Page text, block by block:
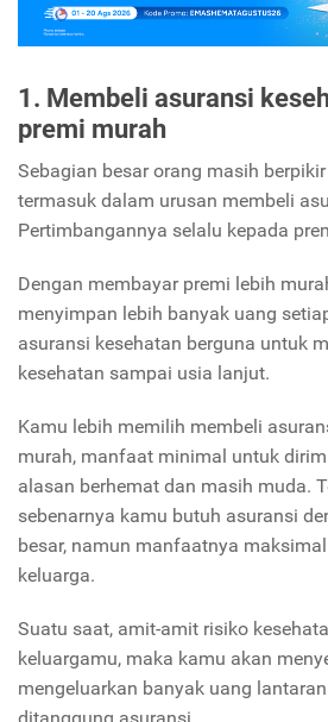
1. Membeli asuransi
premi murah
Sebagian besar orang masih
termasuk dalam urusan membeli
Pertimbangannya selalu kepada
Dengan membayar premi lebih
menyimpan lebih banyak uang
asuransi kesehatan berguna untuk
kesehatan sampai usia lanjut.
Kamu lebih memilih membeli
murah, manfaat minimal untuk
alasan berhemat dan masih muda.
sebenarnya kamu butuh asuransi
besar, namun manfaatnya
keluarga.
Suatu saat, amit-amit risiko
keluargamu, maka kamu akan
mengeluarkan banyak uang